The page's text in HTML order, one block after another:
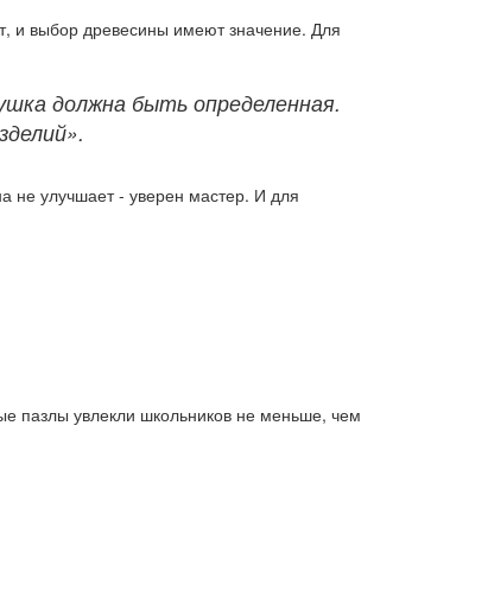
и выбор древесины имеют значение. Для
должна быть определенная.
не улучшает - уверен мастер. И для
пазлы увлекли школьников не меньше, чем